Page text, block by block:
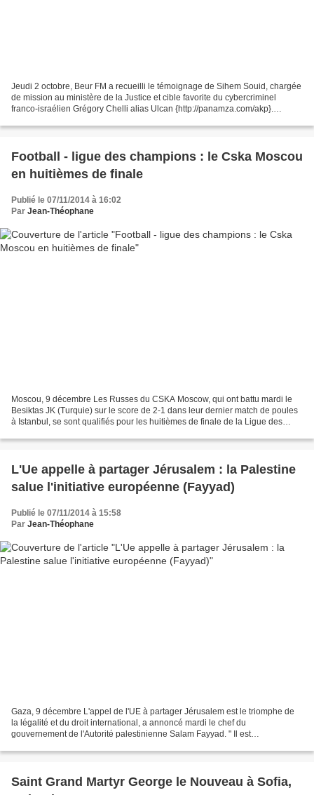
Jeudi 2 octobre, Beur FM a recueilli le témoignage de Sihem Souid, chargée
de mission au ministère de la Justice et cible favorite du cybercriminel
franco-israélien Grégory Chelli alias Ulcan {http://panamza.com/akp}.
Football - ligue des champions : le Cska Moscou
en huitièmes de finale
Publié le 07/11/2014 à 16:02
Par Jean-Théophane
Moscou, 9 décembre Les Russes du CSKA Moscow, qui ont battu mardi le
Besiktas JK (Turquie) sur le score de 2-1 dans leur dernier match de poules
à Istanbul, se sont qualifiés pour les huitièmes de finale de la Ligue des
L'Ue appelle à partager Jérusalem : la Palestine
salue l'initiative européenne (Fayyad)
Publié le 07/11/2014 à 15:58
Par Jean-Théophane
Gaza, 9 décembre L'appel de l'UE à partager Jérusalem est le triomphe de
la légalité et du droit international, a annoncé mardi le chef du
gouvernement de l'Autorité palestinienne Salam Fayyad. " Il est
Saint Grand Martyr George le Nouveau à Sofia,